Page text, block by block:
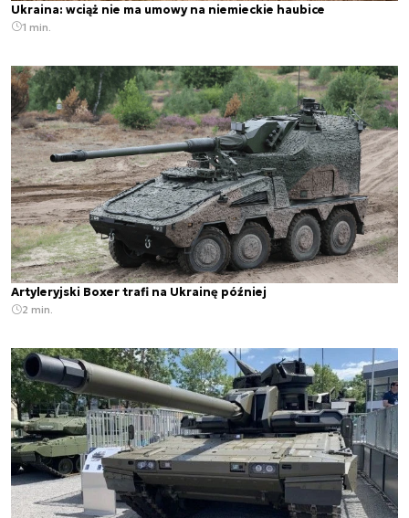
Ukraina: wciąż nie ma umowy na niemieckie haubice
1 min.
Artyleryjski Boxer trafi na Ukrainę później
2 min.